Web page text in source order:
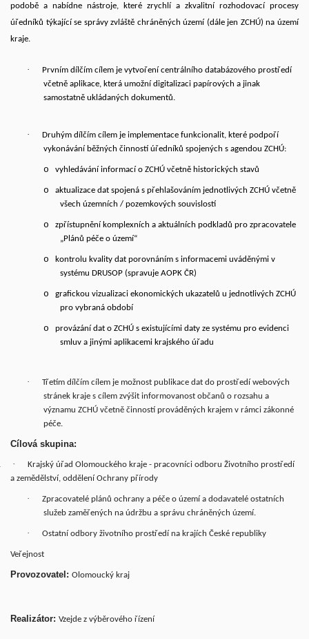
podobě a nabídne nástroje, které zrychlí a zkvalitní rozhodovací procesy
úředníků týkající se správy zvláště chráněných území (dále jen ZCHÚ) na území
kraje.
·
Prvním dílčím cílem je vytvoření centrálního databázového prostředí
včetně aplikace, která umožní digitalizaci papírových a jinak
samostatně ukládaných dokumentů.
·
Druhým dílčím cílem je implementace funkcionalit, které podpoří
vykonávání běžných činností úředníků spojených s agendou ZCHÚ:
o vyhledávání informací o ZCHÚ včetně historických stavů
o
aktualizace dat spojená s přehlašováním jednotlivých ZCHÚ včetně
všech územních / pozemkových souvislostí
o
zpřístupnění komplexních a aktuálních podkladů pro zpracovatele
„Plánů péče o území“
o
kontrolu kvality dat porovnáním s informacemi uváděnými v
systému DRUSOP (spravuje AOPK ČR)
o
grafickou vizualizaci ekonomických ukazatelů u jednotlivých ZCHÚ
pro vybraná období
o
provázání dat o ZCHÚ s existujícími daty ze systému pro evidenci
smluv a jinými aplikacemi krajského úřadu
·
Třetím dílčím cílem je možnost publikace dat do prostředí webových
stránek kraje s cílem zvýšit informovanost občanů o rozsahu a
významu ZCHÚ včetně činností prováděných krajem v rámci zákonné
péče.
Cílová skupina:
·
Krajský úřad Olomouckého kraje - pracovníci odboru Životního prostředí
a zemědělství, oddělení Ochrany přírody
·
Zpracovatelé plánů ochrany a péče o území a dodavatelé ostatních
služeb zaměřených na údržbu a správu chráněných území.
· Ostatní odbory životního prostředí na krajích České republiky
Veřejnost
Provozovatel: Olomoucký kraj
Realizátor: Vzejde z výběrového řízení